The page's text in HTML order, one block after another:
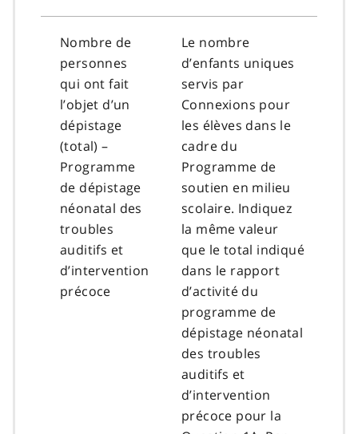
Nombre de
personnes
qui ont fait
l’objet d’un
dépistage
(total) –
Programme
de dépistage
néonatal des
troubles
auditifs et
d’intervention
précoce
Le nombre
d’enfants uniques
servis par
Connexions pour
les élèves dans le
cadre du
Programme de
soutien en milieu
scolaire. Indiquez
la même valeur
que le total indiqué
dans le rapport
d’activité du
programme de
dépistage néonatal
des troubles
auditifs et
d’intervention
précoce pour la